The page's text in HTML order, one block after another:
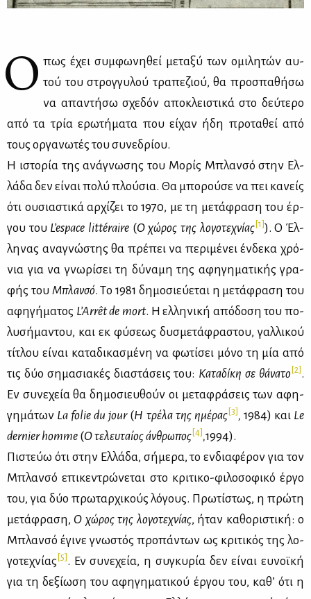
Ό πως έχει συμ­φω­νη­θεί με­τα­ξύ των ομι­λη­τών αυ­
τού του στρογ­γυ­λού τρα­πε­ζιού, θα προ­σπα­θή­σω
να απα­ντή­σω σχε­δόν απο­κλει­στι­κά στο δεύ­τε­ρο
από τα τρία ερω­τή­μα­τα που εί­χαν ήδη προ­τα­θεί από
τους ορ­γα­νω­τές του συ­νε­δρί­ου.
Η ιστο­ρία της ανά­γνω­σης του Mο­ρίς Mπλαν­σό στην Eλ­
λά­δα δεν εί­ναι πο­λύ πλού­σια. Θα μπο­ρού­σε να πει κα­νείς
ότι ου­σια­στι­κά αρ­χί­ζει το 1970, με τη με­τά­φρα­ση του έρ­
γου του L’espace littéraire (Ο χώ­ρος της λο­γο­τε­χνί­ας[1]). O Έλ­
λη­νας ανα­γνώ­στης θα πρέ­πει να πε­ρι­μέ­νει έν­δε­κα χρό­
νια για να γνω­ρί­σει τη δύ­να­μη της αφη­γη­μα­τι­κής γρα­
φής του Mπλαν­σό. Tο 1981 δη­μο­σιεύ­ε­ται η με­τά­φρα­ση του
αφη­γή­μα­τος L’Arrêt de mort. H ελ­λη­νι­κή από­δο­ση του πο­
λυ­σή­μα­ντου, και εκ φύ­σε­ως δυ­σμε­τά­φρα­στου, γαλ­λι­κού
τί­τλου εί­ναι κα­τα­δι­κα­σμέ­νη να φω­τί­σει μό­νο τη μία από
τις δύο ση­μα­σια­κές δια­στά­σεις του: Kα­τα­δί­κη σε θά­να­το[2].
Eν συ­νε­χεία θα δη­μο­σιευ­θούν οι με­τα­φρά­σεις των αφη­
γη­μά­των La folie du jour(H τρέ­λα της ημέ­ρας[3], 1984) και Le
dernier homme (O τε­λευ­ταί­ος άν­θρω­πος[4],1994).
Πι­στεύω ότι στην Eλ­λά­δα, σή­με­ρα, το εν­δια­φέ­ρον για τον
Mπλαν­σό επι­κε­ντρώ­νε­ται στο κρι­τι­κο-φι­λο­σο­φι­κό έρ­γο
του, για δύο πρω­ταρ­χι­κούς λό­γους. Πρω­τί­στως, η πρώ­τη
με­τά­φρα­ση, Ο χώ­ρος της λο­γο­τε­χνί­ας, ήταν κα­θο­ρι­στι­κή: ο
Mπλαν­σό έγι­νε γνω­στός προ­πά­ντων ως κρι­τι­κός της λο­
γο­τε­χνί­ας[5]. Εν συ­νε­χεία, η συ­γκυ­ρία δεν εί­ναι ευ­νοϊ­κή
για τη δε­ξί­ω­ση του αφη­γη­μα­τι­κού έρ­γου του, κα­θ’ ότι η